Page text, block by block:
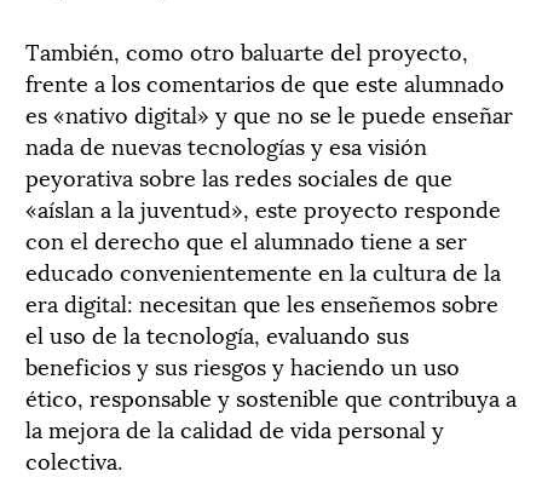
También, como otro baluarte del proyecto,
frente a los comentarios de que este alumnado
es «nativo digital» y que no se le puede enseñar
nada de nuevas tecnologías y esa visión
peyorativa sobre las redes sociales de que
«aíslan a la juventud», este proyecto responde
con el derecho que el alumnado tiene a ser
educado convenientemente en la cultura de la
era digital: necesitan que les enseñemos sobre
el uso de la tecnología, evaluando sus
beneficios y sus riesgos y haciendo un uso
ético, responsable y sostenible que contribuya a
la mejora de la calidad de vida personal y
colectiva.